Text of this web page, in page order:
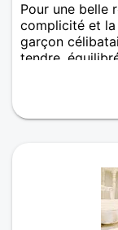
Pour une belle
complicité et la
garçon
tendre,